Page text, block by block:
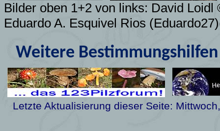
Bilder oben 1+2 von links: David Loidl
Eduardo A. Esquivel Rios (Eduardo27)
Weitere
Letzte Aktualisierung dieser Seite: